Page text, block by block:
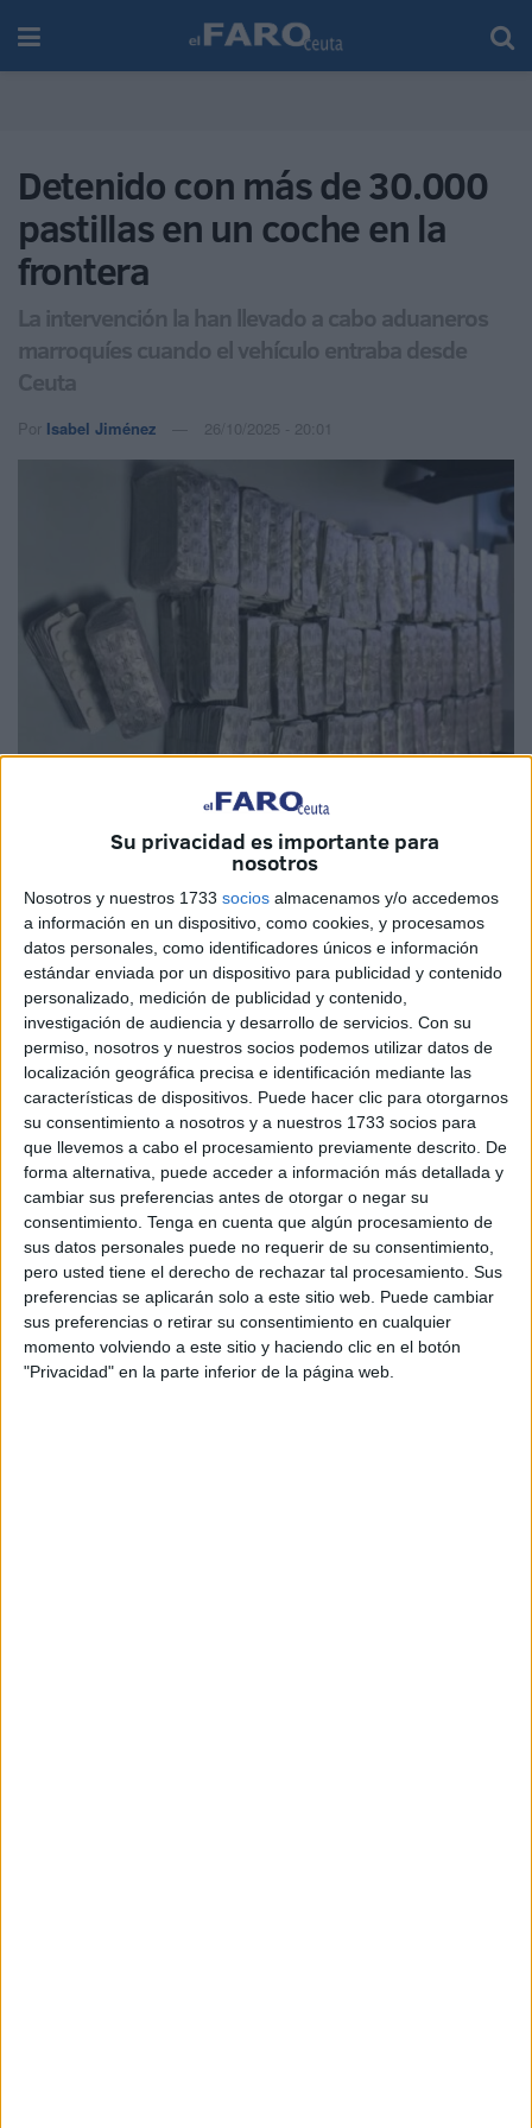
Su privacidad es importante para
nosotros
Nosotros y nuestros 1733 socios almacenamos y/o accedemos
a información en un dispositivo, como cookies, y procesamos
datos personales, como identificadores únicos e información
estándar enviada por un dispositivo para publicidad y contenido
personalizado, medición de publicidad y contenido,
investigación de audiencia y desarrollo de servicios. Con su
permiso, nosotros y nuestros socios podemos utilizar datos de
localización geográfica precisa e identificación mediante las
características de dispositivos. Puede hacer clic para otorgarnos
su consentimiento a nosotros y a nuestros 1733 socios para
que llevemos a cabo el procesamiento previamente descrito. De
forma alternativa, puede acceder a información más detallada y
cambiar sus preferencias antes de otorgar o negar su
consentimiento. Tenga en cuenta que algún procesamiento de
sus datos personales puede no requerir de su consentimiento,
pero usted tiene el derecho de rechazar tal procesamiento. Sus
preferencias se aplicarán solo a este sitio web. Puede cambiar
sus preferencias o retirar su consentimiento en cualquier
momento volviendo a este sitio y haciendo clic en el botón
"Privacidad" en la parte inferior de la página web.
Detenido con más de 30.000
pastillas en un coche en la
frontera
La intervención la han llevado a cabo aduaneros
marroquíes cuando el vehículo entraba desde
Ceuta
Por Isabel Jiménez 26/10/2025 - 20:01
Aduanerosdestinados en elpaso de Bab Sebta
marroquí de lafrontera que separa Marruecos de Ceuta
han abortado esta tarde unaoperaciónde tráfico de
pastillas psicotrópicas.
Tal y como informa el medio achtari24.com, en un control
policial ejercido sobre un vehículo que entraba desde
Ceuta en el vecino país fueron localizadas30.285
pastillasque eran transportadas en uncoche
matriculado en el extranjero.
Según datos oficiales, la Brigada Regional de la Policía
Judicial de Tetuán abrió unainvestigación judicial
supervisión de la Fiscalía para esclarecer las